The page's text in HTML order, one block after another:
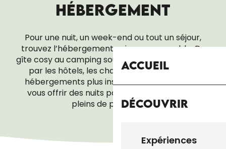
Accueil
Découvrir
Expériences
HÉBERGEMENT
Pour une nuit, un week-end ou tout un séjour,
trouvez l’hébergement qui vous ressemble. Du
gîte cosy au camping sous les étoiles, en passant
par les hôtels, les chambres d’hôtes ou les
hébergements plus insolites, tout est là pour
vous offrir des nuits paisibles… et des réveils
pleins de promesses.